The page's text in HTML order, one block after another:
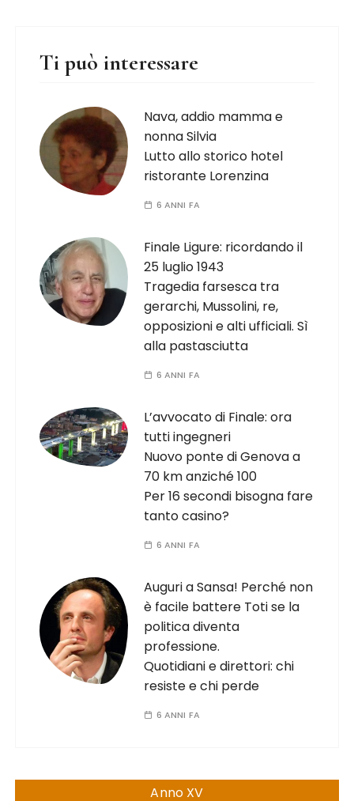
Ti può interessare
Nava, addio mamma e
nonna Silvia
Lutto allo storico hotel
ristorante Lorenzina
6 ANNI FA
Finale Ligure: ricordando il
25 luglio 1943
Tragedia farsesca tra
gerarchi, Mussolini, re,
opposizioni e alti ufficiali. Sì
alla pastasciutta
6 ANNI FA
L’avvocato di Finale: ora
tutti ingegneri
Nuovo ponte di Genova a
70 km anziché 100
Per 16 secondi bisogna fare
tanto casino?
6 ANNI FA
Auguri a Sansa! Perché non
è facile battere Toti se la
politica diventa
professione.
Quotidiani e direttori: chi
resiste e chi perde
6 ANNI FA
Anno XV